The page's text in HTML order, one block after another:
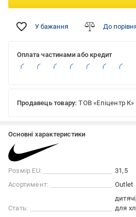
У бажання До
Оплата частинами або кредит
Продавець товару: ТОВ «Епіцентр К»
Основні характеристики
Розмір EU:
31,5
Асортимент:
Outlet
Стать:
дитячі
для